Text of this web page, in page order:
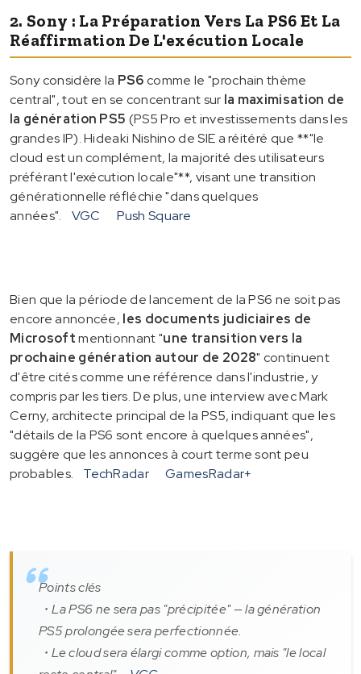
2. Sony : La Préparation Vers La PS6 Et La
Réaffirmation De L'exécution Locale
Sony considère la PS6 comme le "prochain thème
central", tout en se concentrant sur la maximisation de
la génération PS5 (PS5 Pro et investissements dans les
grandes IP). Hideaki Nishino de SIE a réitéré que **"le
cloud est un complément, la majorité des utilisateurs
préférant l'exécution locale"**, visant une transition
générationnelle réfléchie "dans quelques
années".
VGC Push Square
Bien que la période de lancement de la PS6 ne soit pas
encore annoncée, les documents judiciaires de
Microsoftmentionnant "une transition vers la
prochaine génération autour de 2028" continuent
d'être cités comme une référence dans l'industrie, y
compris par les tiers. De plus, une interview avec Mark
Cerny, architecte principal de la PS5, indiquant que les
"détails de la PS6 sont encore à quelques années",
suggère que les annonces à court terme sont peu
probables.
TechRadar GamesRadar+
Points clés
・La PS6 ne sera pas "précipitée" — la génération
PS5 prolongée sera perfectionnée.
・Le cloud sera élargi comme option, mais "le local